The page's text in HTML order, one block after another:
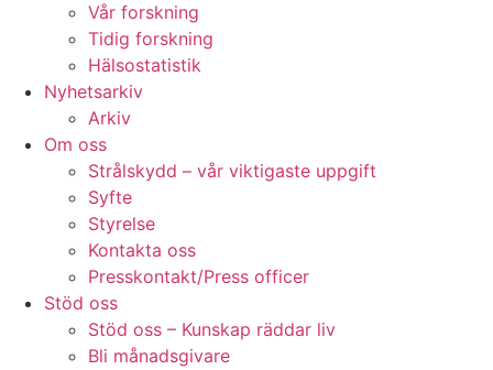
Vår forskning
Tidig forskning
Hälsostatistik
Nyhetsarkiv
Arkiv
Om oss
Strålskydd – vår viktigaste uppgift
Syfte
Styrelse
Kontakta oss
Presskontakt/Press officer
Stöd oss
Stöd oss – Kunskap räddar liv
Bli månadsgivare